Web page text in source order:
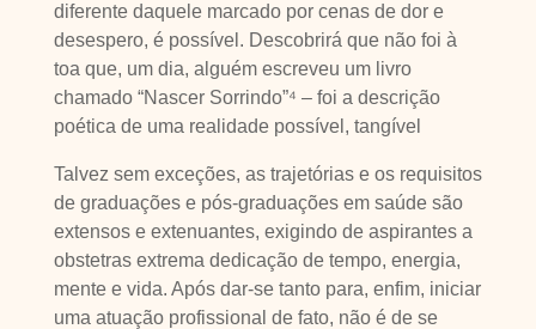
diferente daquele marcado por cenas de dor e
desespero, é possível. Descobrirá que não foi à
toa que, um dia, alguém escreveu um livro
chamado “Nascer Sorrindo”⁴ – foi a descrição
poética de uma realidade possível, tangível
Talvez sem exceções, as trajetórias e os requisitos
de graduações e pós-graduações em saúde são
extensos e extenuantes, exigindo de aspirantes a
obstetras extrema dedicação de tempo, energia,
mente e vida. Após dar-se tanto para, enfim, iniciar
uma atuação profissional de fato, não é de se